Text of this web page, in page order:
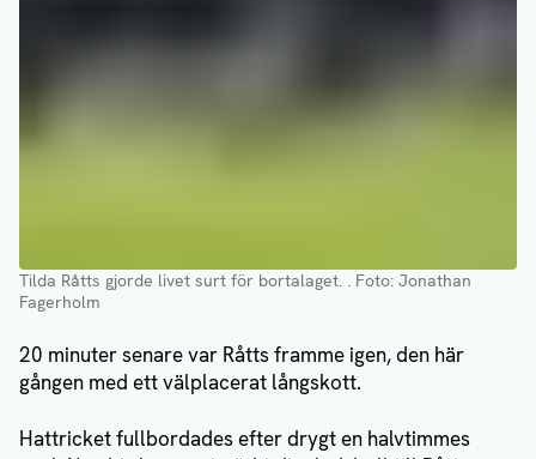
Tilda Råtts gjorde livet surt för bortalaget. . Foto: Jonathan
Fagerholm
20 minuter senare var Råtts framme igen, den här
gången med ett välplacerat långskott.
Hattricket fullbordades efter drygt en halvtimmes